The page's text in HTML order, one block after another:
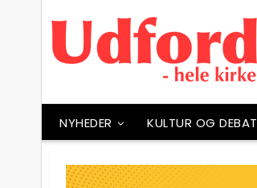
NYHEDER KULTUR OG DEBAT